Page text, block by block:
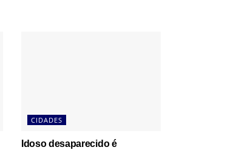
CIDADES
Idoso desaparecido é